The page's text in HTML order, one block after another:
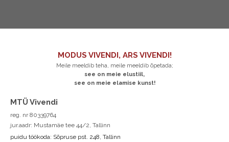
MODUS VIVENDI, ARS VIVENDI!
Meile meeldib teha, meile meeldib õpetada;
see on meie elustiil,
see on meie elamise kunst!
MTÜ Vivendi
reg. nr 80339764
jur.aadr: Mustamäe tee 44/2, Tallinn
puidu töökoda: Sõpruse pst. 248, Tallinn